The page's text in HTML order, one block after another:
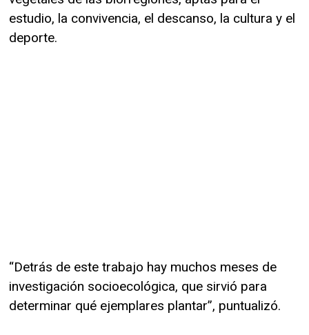
estudio, la convivencia, el descanso, la cultura y el
deporte.
“Detrás de este trabajo hay muchos meses de
investigación socioecológica, que sirvió para
determinar qué ejemplares plantar”, puntualizó.